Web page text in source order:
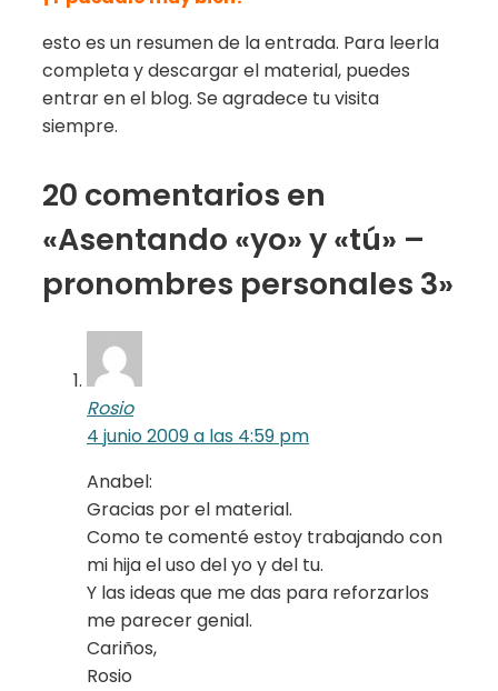
esto es un resumen de la entrada. Para leerla
completa y descargar el material, puedes
entrar en el blog. Se agradece tu visita
siempre.
20 comentarios en
«Asentando «yo» y «tú» –
pronombres personales 3»
Rosio
4 junio 2009 a las 4:59 pm
Anabel:
Gracias por el material.
Como te comenté estoy trabajando con
mi hija el uso del yo y del tu.
Y las ideas que me das para reforzarlos
me parecer genial.
Cariños,
Rosio